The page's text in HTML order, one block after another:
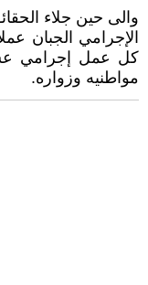
والى حين جلاء
الإجرامي الجبان
كل عمل إجرامي
مواطنيه وزواره.